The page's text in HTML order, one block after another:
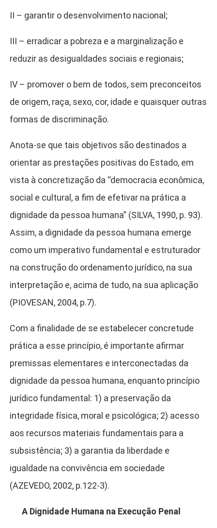
II – garantir o desenvolvimento nacional;
III – erradicar a pobreza e a marginalização e
reduzir as desigualdades sociais e regionais;
IV – promover o bem de todos, sem preconceitos
de origem, raça, sexo, cor, idade e quaisquer outras
formas de discriminação.
Anota-se que tais objetivos são destinados a
orientar as prestações positivas do Estado, em
vista à concretização da “democracia econômica,
social e cultural, a fim de efetivar na prática a
dignidade da pessoa humana” (SILVA, 1990, p. 93).
Assim, a dignidade da pessoa humana emerge
como um imperativo fundamental e estruturador
na construção do ordenamento jurídico, na sua
interpretação e, acima de tudo, na sua aplicação
(PIOVESAN, 2004, p.7).
Com a finalidade de se estabelecer concretude
prática a esse princípio, é importante afirmar
premissas elementares e interconectadas da
dignidade da pessoa humana, enquanto princípio
jurídico fundamental: 1) a preservação da
integridade física, moral e psicológica; 2) acesso
aos recursos materiais fundamentais para a
subsistência; 3) a garantia da liberdade e
igualdade na convivência em sociedade
(AZEVEDO, 2002, p.122-3).
A Dignidade Humana na Execução Penal